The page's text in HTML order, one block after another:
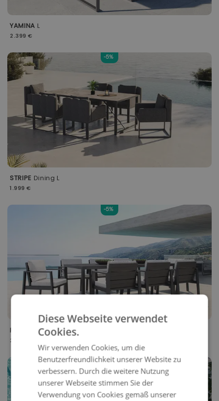
YAMINA L
2.399 €
-5%
STRIPE Dining L
1.999 €
-5%
ROSARIOXL
2.099 €
-5%
Diese Webseite verwendet
Cookies.
Wir verwenden Cookies, um die
Benutzerfreundlichkeit unserer Website zu
verbessern. Durch die weitere Nutzung
unserer Webseite stimmen Sie der
Verwendung von Cookies gemäß unserer